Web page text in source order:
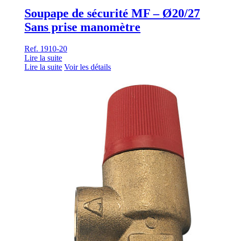
Soupape de sécurité MF – Ø20/27
Sans prise manomètre
Ref. 1910-20
Lire la suite
Lire la suite Voir les détails